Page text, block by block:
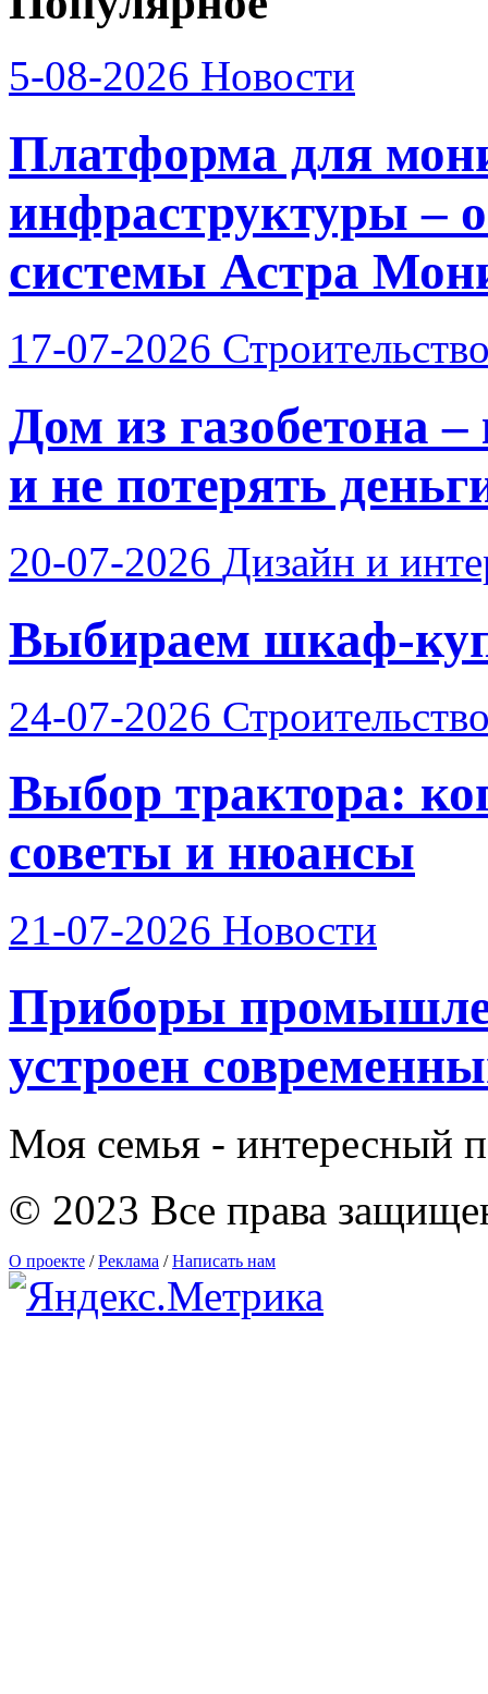
5-08-2026 Новости
Платформа для
инфраструктуры –
системы Астра
17-07-2026
Дом из газобетона
и не потерять
20-07-2026 Дизайн и
Выбираем шкаф-
24-07-2026
Выбор трактора:
советы и нюансы
21-07-2026 Новости
Приборы
устроен
Моя семья - интересный
© 2023 Все права
О проекте / Реклама / Написать нам